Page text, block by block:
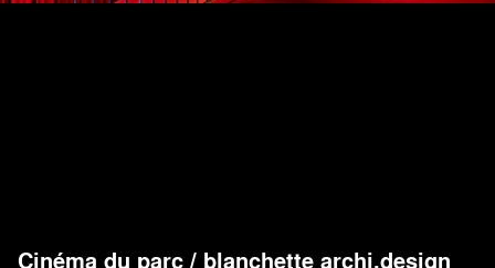
Cinéma du parc / blanchette archi.design